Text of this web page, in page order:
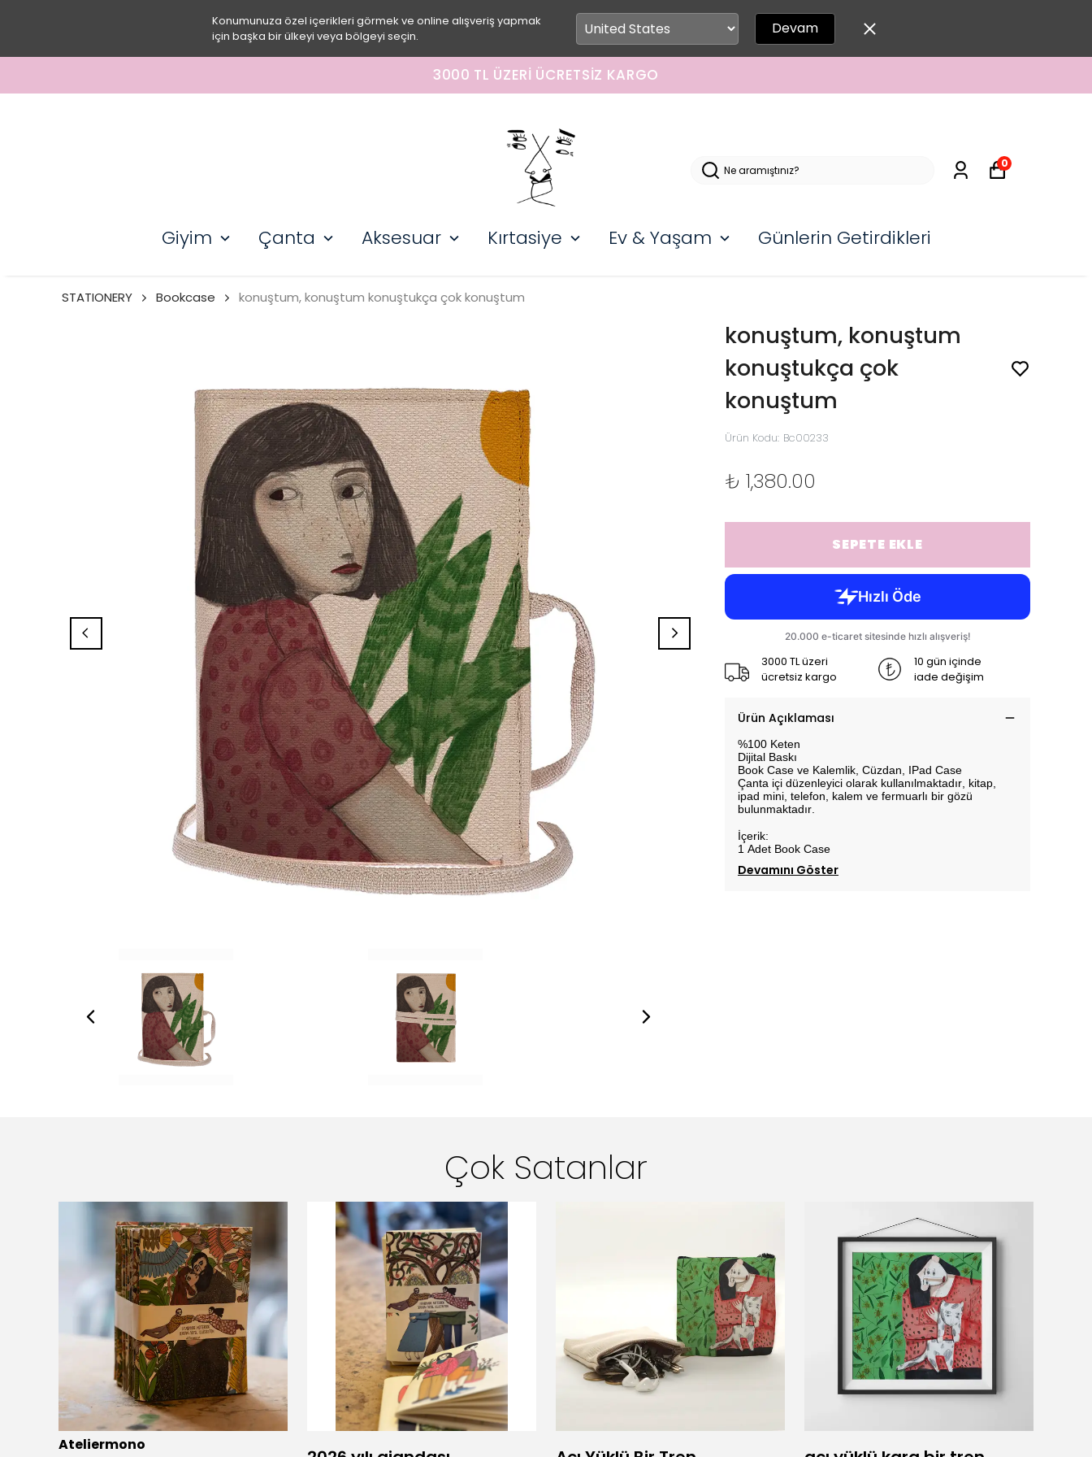
Konumunuza özel içerikleri görmek ve online alışveriş yapmak
için başka bir ülkeyi veya bölgeyi seçin.
Devam
3000 TL ÜZERI ÜCRETSIZ KARGO
Giyim Çanta Aksesuar Kırtasiye Ev & Yaşam Günlerin Getirdikleri
0
STATIONERY Bookcase konuştum, konuştum konuştukça çok konuştum
konuştum, konuştum
konuştukça çok
konuştum
Ürün Kodu: Bc00233
₺ 1,380.00
SEPETE EKLE
3000 TL üzeri
ücretsiz kargo
10 gün içinde
iade değişim
Ürün Açıklaması
%100 Keten
Dijital Baskı
Book Case ve Kalemlik, Cüzdan, IPad Case
Çanta içi düzenleyici olarak kullanılmaktadır, kitap,
ipad mini, telefon, kalem ve fermuarlı bir gözü
bulunmaktadır.
İçerik:
1 Adet Book Case
Devamını Göster
Çok Satanlar
Ateliermono